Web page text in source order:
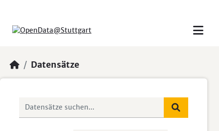
Datensätze